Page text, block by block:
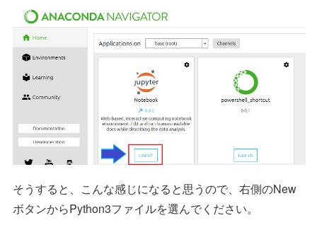
そうすると、こんな感じになると思うので、右側のNew
ボタンからPython3ファイルを選んでください。